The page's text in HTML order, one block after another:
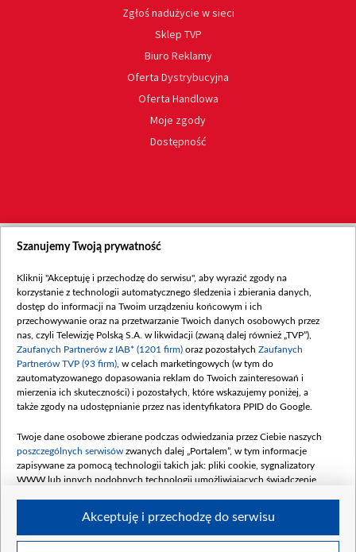
Zgłoś nadużycie w sieci
Sklep TVP
Biuro Reklamy
Oferta Dystrybucyjna
Oferta Handlowa
Moje zgody
Dostępność
Szanujemy Twoją prywatność
Kliknij "Akceptuję i przechodzę do serwisu", aby wyrazić zgody na
korzystanie z technologii automatycznego śledzenia i zbierania danych,
dostęp do informacji na Twoim urządzeniu końcowym i ich
przechowywanie oraz na przetwarzanie Twoich danych osobowych przez
nas, czyli Telewizję Polską S.A. w likwidacji (zwaną dalej również „TVP”),
Zaufanych Partnerów z IAB* (1201 firm) oraz pozostałych Zaufanych
Partnerów TVP (93 firm) , w celach marketingowych (w tym do
zautomatyzowanego dopasowania reklam do Twoich zainteresowań i
mierzenia ich skuteczności) i pozostałych, które wskazujemy poniżej, a
także zgody na udostępnianie przez nas identyfikatora PPID do Google.
Twoje dane osobowe zbierane podczas odwiedzania przez Ciebie naszych
poszczególnych serwisów zwanych dalej „Portalem”, w tym informacje
zapisywane za pomocą technologii takich jak: pliki cookie, sygnalizatory
WWW lub innych podobnych technologii umożliwiających świadczenie
Akceptuję i przechodzę do serwisu